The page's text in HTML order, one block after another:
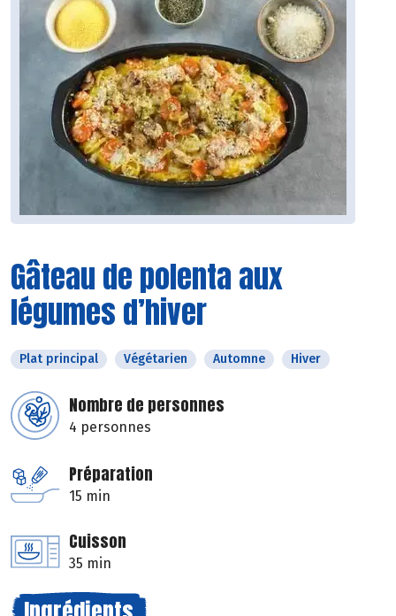
Gâteau de polenta aux
légumes d’hiver
Plat principal Végétarien Automne Hiver
Nombre de personnes
4 personnes
Préparation
15 min
Cuisson
35 min